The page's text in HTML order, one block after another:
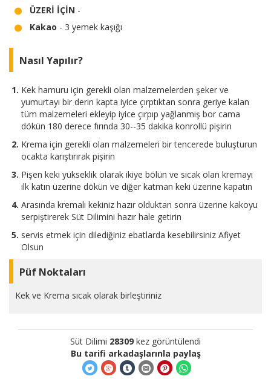
ÜZERİ İÇİN -
Kakao - 3 yemek kaşığı
Nasıl Yapılır?
Kek hamuru için gerekli olan malzemelerden şeker ve
yumurtayı bir derin kapta iyice çırptıktan sonra geriye kalan
tüm malzemeleri ekleyip iyice çırpıp yağlanmış bor cama
dökün 180 derece fırında 30--35 dakika konrollü pişirin
Krema için gerekli olan malzemeleri bir tencerede buluşturun
ocakta karıştırırak pişirin
Pişen keki yükseklik olarak ikiye bölün ve sıcak olan kremayı
ilk katın üzerine dökün ve diğer katman keki üzerine kapatın
Arasında kremalı kekiniz hazır olduktan sonra üzerine kakoyu
serpiştirerek Süt Dilimini hazır hale getirin
servis etmek için dilediğiniz ebatlarda kesebilirsiniz Afiyet
Olsun
Püf Noktaları
Kek ve Krema sıcak olarak birleştiriniz
Süt Dilimi 28309 kez görüntülendi
Bu tarifi arkadaşlarınla paylaş